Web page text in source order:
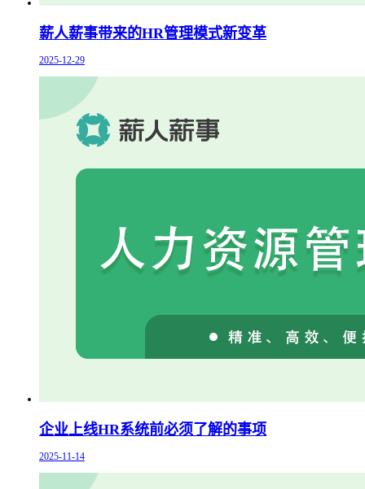
薪人薪事带来的HR管理模式新变革
2025-12-29
企业上线HR系统前必须了解的事项
2025-11-14